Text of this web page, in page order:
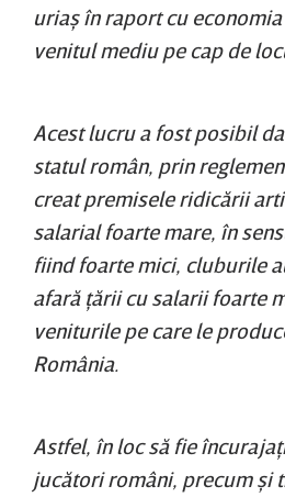
uriaş în raport cu
venitul mediu pe cap de
Acest lucru a fost posibil
statul român, prin
creat premisele ridicării
salarial foarte mare, în
fiind foarte mici, cluburile
afară ţării cu salarii foarte
veniturile pe care le
România.
Astfel, în loc să fie
jucători români, precum şi